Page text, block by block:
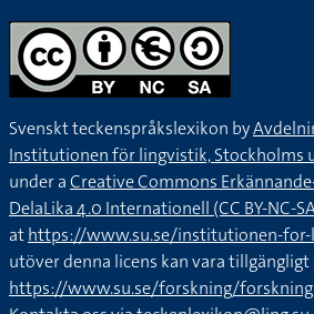
Svenskt teckenspråkslexikon by
Institutionen för lingvistik, Stockholms
under aCreative Commons
DelaLika 4.0 Internationell (CC BY-NC-
athttps://www.su.se/institutionen-
utöver denna licens kan vara tillgängligt
https://www.su.se/forskning/